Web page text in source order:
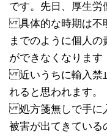
です。先日、厚生労
具体的な時期は不
までのように個人
ができなくなります
近いうちに輸入禁
れると思われます。
処方箋無しで手に
被害が出てきている